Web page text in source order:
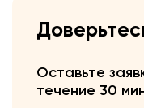
Оставьте
течение 30